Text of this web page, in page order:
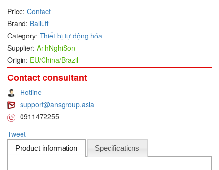
DEIF
Delmhorst VietNam
DELTA
Delta Ohm
Delta sensor
Delta-mobrey
DEMA Engineering/ Foam- IT
DESAX
DET-TRONICS
Deublin
Price: Contact
Brand: Balluff
Category: Thiết bị tự động hóa
Supplier: AnhNghiSon
Origin: EU/China/Brazil
Contact consultant
Hotline
support@ansgroup.asia
0911472255
Tweet
Product information Specifications